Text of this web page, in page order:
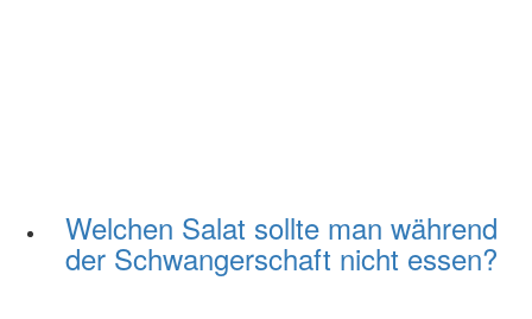
Welchen Salat sollte man während
der Schwangerschaft nicht essen?